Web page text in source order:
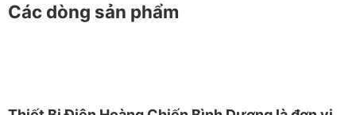
Các dòng sản phẩm